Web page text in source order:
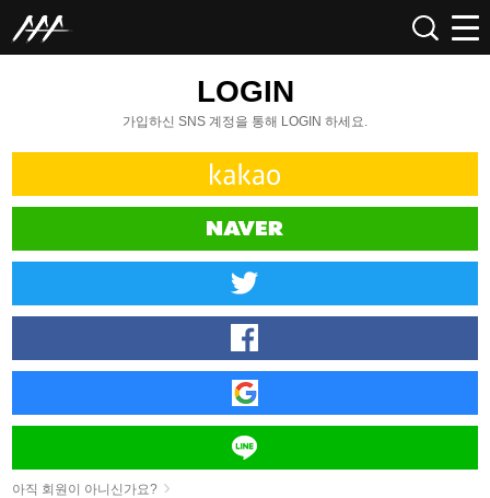
LOGIN
가입하신 SNS 계정을 통해 LOGIN 하세요.
아직 회원이 아니신가요?